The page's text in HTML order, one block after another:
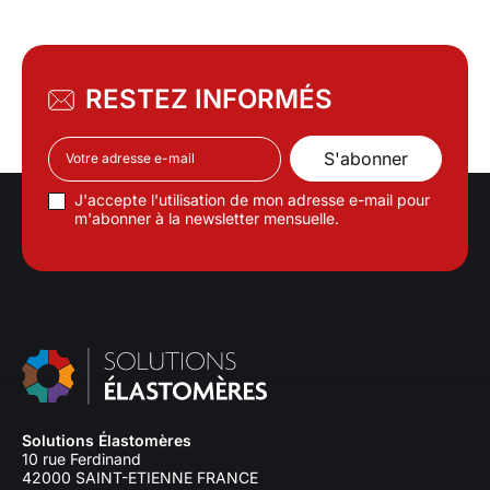
RESTEZ INFORMÉS
J'accepte l'utilisation de mon adresse e-mail pour
m'abonner à la newsletter mensuelle.
Solutions Élastomères
10 rue Ferdinand
42000 SAINT-ETIENNE FRANCE